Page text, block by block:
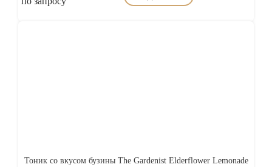
Тоник со вкусом бузины The Gardenist Elderflower Lemonade